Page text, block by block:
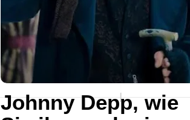
Johnny Depp, wie